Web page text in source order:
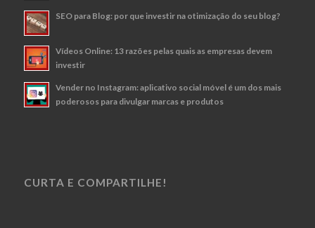
SEO para Blog: por que investir na otimização do seu blog?
Vídeos Online: 13 razões pelas quais as empresas devem
investir
Vender no Instagram: aplicativo social móvel é um dos mais
poderosos para divulgar marcas e produtos
CURTA E COMPARTILHE!